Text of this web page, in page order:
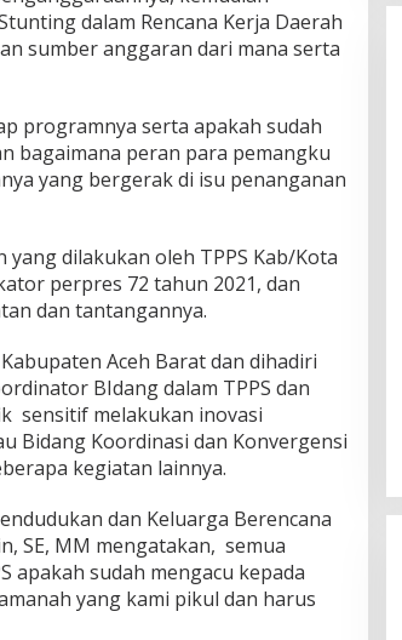
dalam Rencana Kerja Daerah
sumber anggaran dari mana serta
programnya serta apakah sudah
bagaimana peran para pemangku
yang bergerak di isu penanganan
dilakukan oleh TPPS Kab/Kota
perpres 72 tahun 2021, dan
dan tantangannya.
Aceh Barat dan dihadiri
BIdang dalam TPPS dan
sensitif melakukan inovasi
Bidang Koordinasi dan Konvergensi
kegiatan lainnya.
dan Keluarga Berencana
SE, MM mengatakan, semua
apakah sudah mengacu kepada
yang kami pikul dan harus